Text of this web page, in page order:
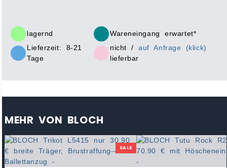
lagernd
Wareneingang erwartet*
Lieferzeit: 8-21
Tage
nicht /auf Anfrage (klick)
lieferbar
MEHR VON BLOCH
SALE